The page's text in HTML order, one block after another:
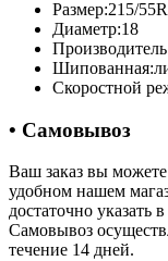
Размер:215/
Диаметр:18
Шипованная:
Скоростной
• Самовывоз
Ваш заказ вы можете
удобном нашем
достаточно указать
Самовывоз
течение 14 дней.